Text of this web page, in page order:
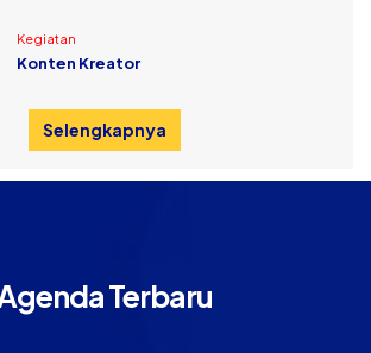
Kegiatan
Konten Kreator
Selengkapnya
Terbaru